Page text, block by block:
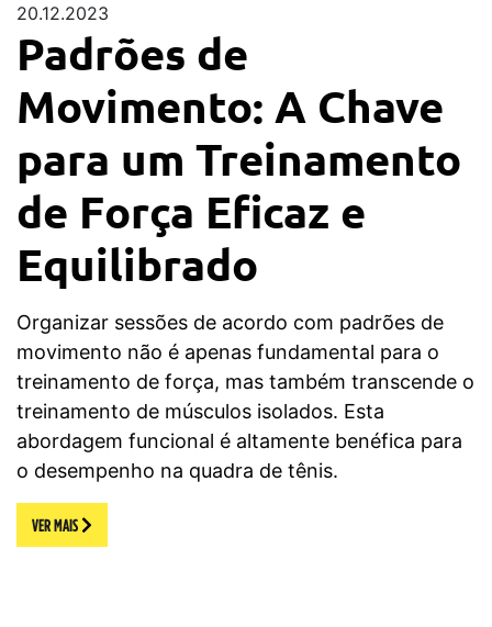
20.12.2023
Padrões de
Movimento: A Chave
para um Treinamento
de Força Eficaz e
Equilibrado
Organizar sessões de acordo com padrões de
movimento não é apenas fundamental para o
treinamento de força, mas também transcende o
treinamento de músculos isolados. Esta
abordagem funcional é altamente benéfica para
o desempenho na quadra de tênis.
VER MAIS